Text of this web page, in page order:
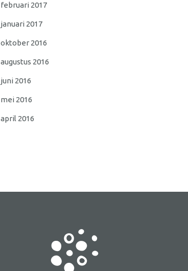
februari 2017
januari 2017
oktober 2016
augustus 2016
juni 2016
mei 2016
april 2016